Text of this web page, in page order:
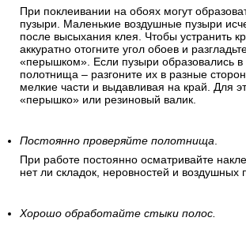
При поклеивании на обоях могут
пузыри. Маленькие воздушные пузыри
после высыхания клея. Чтобы устранить
аккуратно отогните угол обоев и
«перышком». Если пузыри образовались в
полотнища – разгоните их в разные
мелкие части и выдавливая на край. Для
«перышко» или резиновый валик.
Постоянно проверяйте полотнища.
При работе постоянно осматривайте
нет ли складок, неровностей и воздушных
Хорошо обработайте стыки полос.